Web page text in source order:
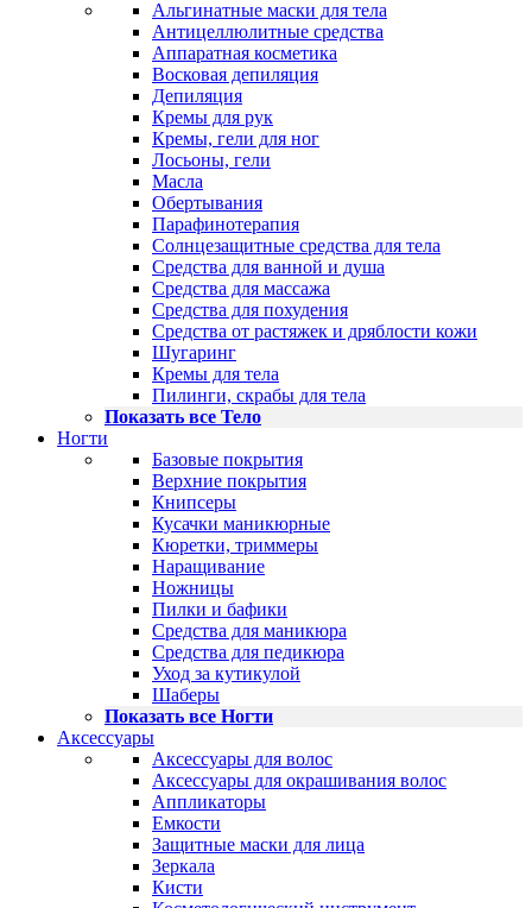
Альгинатные маски для тела
Антицеллюлитные средства
Аппаратная косметика
Восковая депиляция
Депиляция
Кремы для рук
Кремы, гели для ног
Лосьоны, гели
Масла
Обертывания
Парафинотерапия
Солнцезащитные средства для тела
Средства для ванной и душа
Средства для массажа
Средства для похудения
Средства от растяжек и дряблости кожи
Шугаринг
Кремы для тела
Пилинги, скрабы для тела
Показать все Тело
Ногти
Базовые покрытия
Верхние покрытия
Книпсеры
Кусачки маникюрные
Кюретки, триммеры
Наращивание
Ножницы
Пилки и бафики
Средства для маникюра
Средства для педикюра
Уход за кутикулой
Шаберы
Показать все Ногти
Аксессуары
Аксессуары для волос
Аксессуары для окрашивания волос
Аппликаторы
Емкости
Защитные маски для лица
Зеркала
Кисти